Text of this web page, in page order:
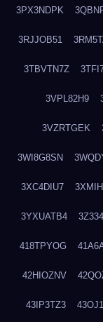
3PX3NDPK
3RJJOB51
3TBVTN7Z
3VPL82H9
3VZRTGEK
3WI8G8SN
3XC4DIU7
3YXUATB4
418TPYOG
42HIOZNV
43IP3TZ3